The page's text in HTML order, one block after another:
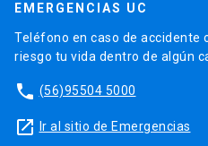
EMERGENCIAS UC
Teléfono en caso de accidente
riesgo tu vida dentro de algún
phone (56)95504 5000
launch Ir al sitio de Emergencias